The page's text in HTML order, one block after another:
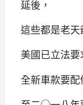
延後，
這些都是老天
美國已立法
全新車款要配